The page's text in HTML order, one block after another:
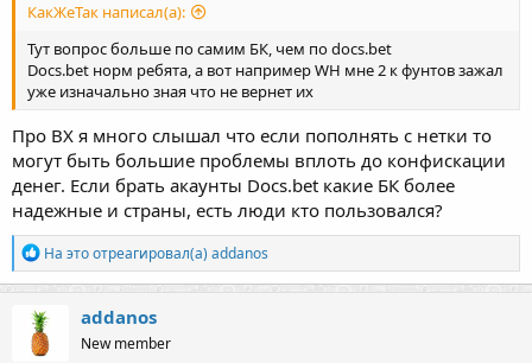
КакЖеТак написал(а):
Тут вопрос больше по самим БК, чем по docs.bet
Docs.bet норм ребята, а вот например WH мне 2 к фунтов зажал
уже изначально зная что не вернет их
Про ВХ я много слышал что если пополнять с нетки то
могут быть большие проблемы вплоть до конфискации
денег. Если брать акаунты Docs.bet какие БК более
надежные и страны, есть люди кто пользовался?
Р
е
а
к
ц
и
На это отреагировал(а) addanos
addanos
New member